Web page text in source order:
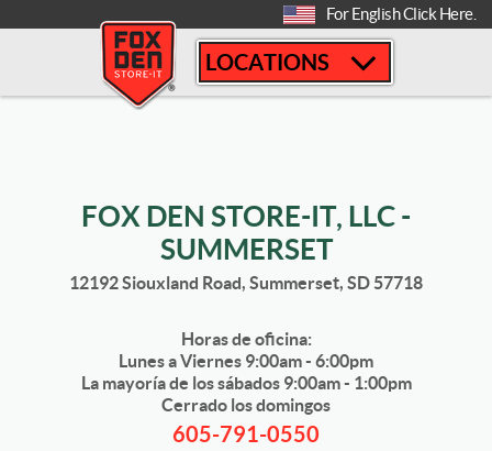
For English Click Here.
LOCATIONS
FOX DEN STORE-IT, LLC -
SUMMERSET
12192 Siouxland Road, Summerset, SD 57718
Horas de oficina:
Lunes a Viernes 9:00am - 6:00pm
La mayoría de los sábados 9:00am - 1:00pm
Cerrado los domingos
605-791-0550